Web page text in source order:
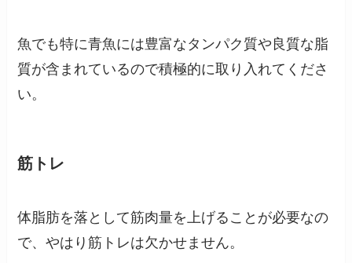
魚でも特に青魚には豊富なタンパク質や良質な脂
質が含まれているので積極的に取り入れてくださ
い。
筋トレ
体脂肪を落として筋肉量を上げることが必要なの
で、やはり筋トレは欠かせません。